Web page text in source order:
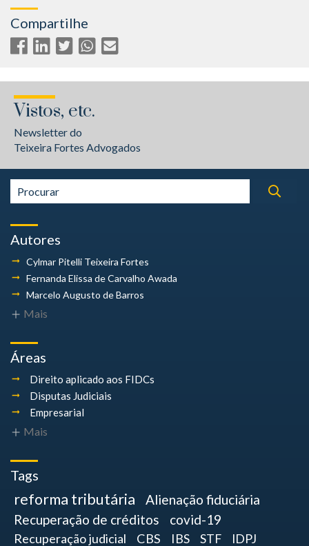
Compartilhe
Vistos, etc.
Newsletter do
Teixeira Fortes Advogados
Autores
Cylmar Pitelli Teixeira Fortes
Fernanda Elissa de Carvalho Awada
Marcelo Augusto de Barros
Mais
Áreas
Direito aplicado aos FIDCs
Disputas Judiciais
Empresarial
Mais
Tags
reforma tributária
Alienação fiduciária
Recuperação de créditos
covid-19
Recuperação judicial CBS IBS STF
IDPJ